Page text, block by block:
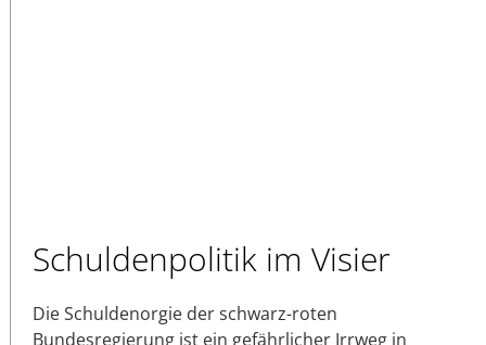
Schuldenpolitik im Visier
Die Schuldenorgie der schwarz-roten
Bundesregierung ist ein gefährlicher Irrweg in